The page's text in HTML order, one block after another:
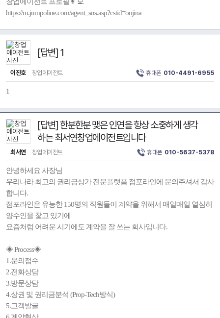
https://m.jumpoline.com/agent_sns.asp?cstid=oojina
[답변] 1
이진호 창업에이전트 휴대폰 010-4491-6955
1
[답변] 한분한분 맺은 인연을 항상 소중하게 생각
하는 최서연창업에이전트입니다
최서연 창업에이전트 휴대폰 010-5637-5378
안녕하세요 사장님
우리나라 최고의 권리금상가 전문플랫폼 점포라인에 문의주셔서 감사
합니다.
점포라인은 유능한 150명의 직원들이 계약을 위해서 매일매일 열심히
양수인을 찿고 있기에
요즘처럼 어려운 시기에도 계약을 잘 쓰는 회사입니다.
◈ Process◈
1.문의접수
2.전화상담
3.방문상담
4.상권 및 권리금분석 (Prop-Tech방식)
5.고객발굴